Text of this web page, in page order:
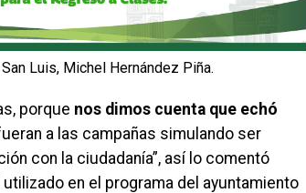
Luis, Michel Hernández Piña.
porque nos dimos cuenta que echó
a las campañas simulando ser
con la ciudadanía”, así lo comentó
en el programa del ayuntamiento